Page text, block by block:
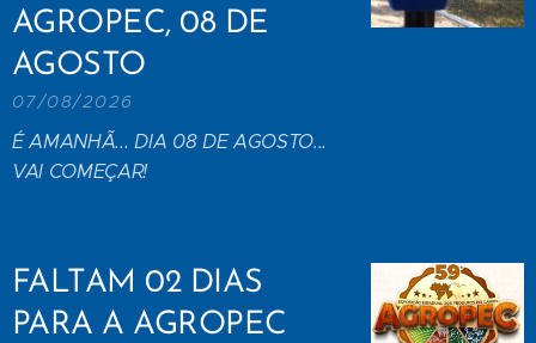
AGROPEC, 08 DE
AGOSTO
07/08/2026
É AMANHÃ... DIA 08 DE AGOSTO...
VAI COMEÇAR!
FALTAM 02 DIAS
PARA A AGROPEC